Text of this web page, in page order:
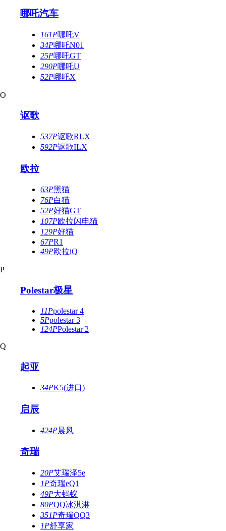
哪吒汽车
161P哪吒V
34P哪吒N01
25P哪吒GT
290P哪吒U
52P哪吒X
O
讴歌
537P讴歌RLX
592P讴歌ILX
欧拉
63P黑猫
76P白猫
52P好猫GT
107P欧拉闪电猫
129P好猫
67PR1
49P欧拉iQ
P
Polestar极星
11Ppolestar 4
5Ppolestar 3
124PPolestar 2
Q
起亚
34PK5(进口)
启辰
424P晨风
奇瑞
20P艾瑞泽5e
1P奇瑞eQ1
49P大蚂蚁
80PQQ冰淇淋
351P奇瑞QQ3
1P舒享家